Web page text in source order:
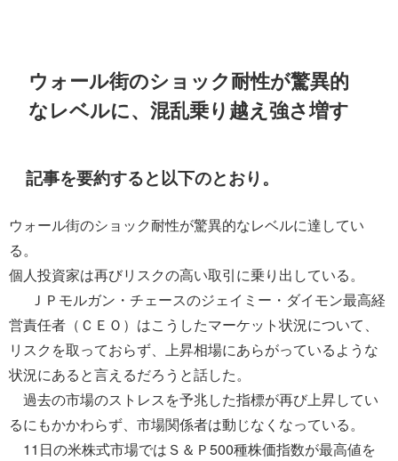
ウォール街のショック耐性が驚異的
なレベルに、混乱乗り越え強さ増す
記事を要約すると以下のとおり。
ウォール街のショック耐性が驚異的なレベルに達してい
る。
個人投資家は再びリスクの高い取引に乗り出している。
ＪＰモルガン・チェースのジェイミー・ダイモン最高経
営責任者（ＣＥＯ）はこうしたマーケット状況について、
リスクを取っておらず、上昇相場にあらがっているような
状況にあると言えるだろうと話した。
過去の市場のストレスを予兆した指標が再び上昇してい
るにもかかわらず、市場関係者は動じなくなっている。
11日の米株式市場ではＳ＆Ｐ500種株価指数が最高値を